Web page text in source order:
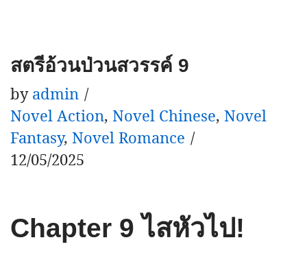
สตรีอ้วนป่วนสวรรค์ 9
byadmin
Novel Action, Novel Chinese, Novel
Fantasy, Novel Romance
12/05/2025
Chapter 9 ไสหัวไป!